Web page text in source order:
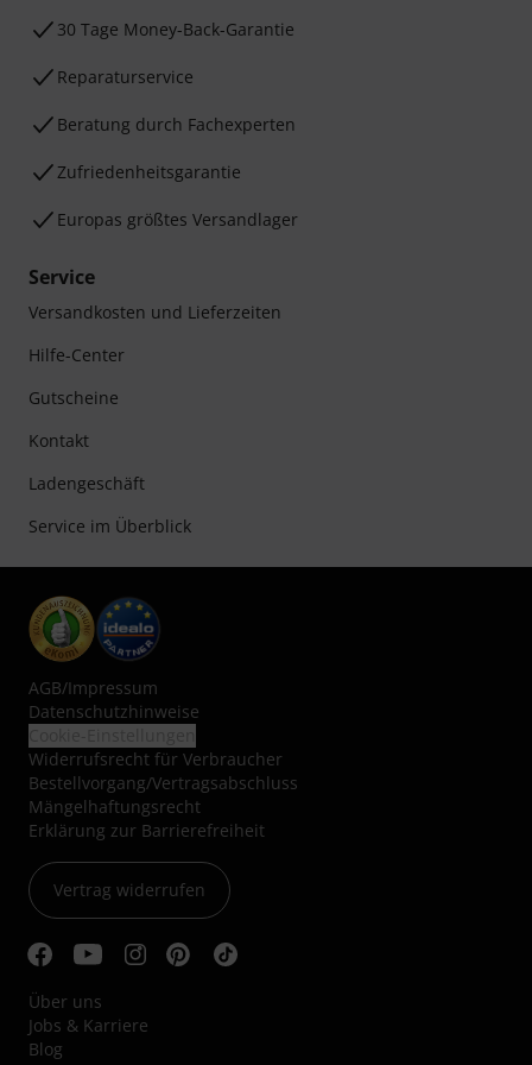
30 Tage Money-Back-Garantie
Reparaturservice
Beratung durch Fachexperten
Zufriedenheitsgarantie
Europas größtes Versandlager
Service
Versandkosten und Lieferzeiten
Hilfe-Center
Gutscheine
Kontakt
Ladengeschäft
Service im Überblick
AGB/Impressum
Datenschutzhinweise
Widerrufsrecht für Verbraucher
Bestellvorgang/Vertragsabschluss
Mängelhaftungsrecht
Erklärung zur Barrierefreiheit
Vertrag widerrufen
Über uns
Jobs & Karriere
Blog